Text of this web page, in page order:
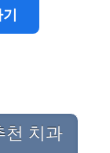
천 치과